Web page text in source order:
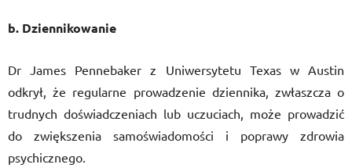
b. Dziennikowanie
Dr James Pennebaker z Uniwersytetu Texas w Austin
odkrył, że regularne prowadzenie dziennika, zwłaszcza o
trudnych doświadczeniach lub uczuciach, może prowadzić
do zwiększenia samoświadomości i poprawy zdrowia
psychicznego.